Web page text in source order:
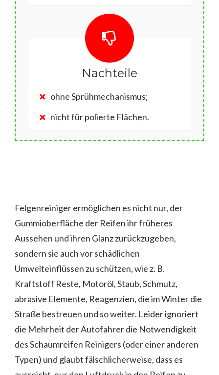
Nachteile
ohne Sprühmechanismus;
nicht für polierte Flächen.
Felgenreiniger ermöglichen es nicht nur, der
Gummioberfläche der Reifen ihr früheres
Aussehen und ihren Glanz zurückzugeben,
sondern sie auch vor schädlichen
Umwelteinflüssen zu schützen, wie z. B.
Kraftstoff Reste, Motoröl, Staub, Schmutz,
abrasive Elemente, Reagenzien, die im Winter die
Straße bestreuen und so weiter. Leider ignoriert
die Mehrheit der Autofahrer die Notwendigkeit
des Schaumreifen Reinigers (oder einer anderen
Typen) und glaubt fälschlicherweise, dass es